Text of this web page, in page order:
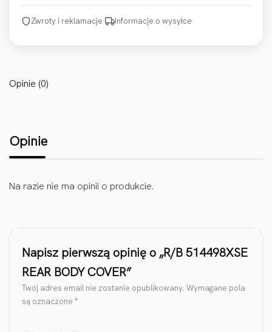
Zwroty i reklamacje· Informacje o wysyłce
Opinie (0)
Opinie
Na razie nie ma opinii o produkcie.
Napisz pierwszą opinię o „R/B 514498XSE
REAR BODY COVER”
Twój adres email nie zostanie opublikowany. Wymagane pola
są oznaczone *